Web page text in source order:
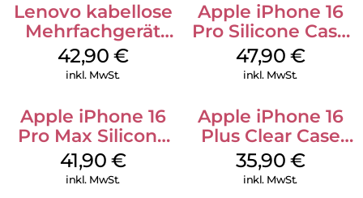
Lenovo kabellose
Mehrfachgerät
Luna Grey
42,90 €
inkl. MwSt.
Apple iPhone 16
Pro Silicone Case
MagSafe Denim
47,90 €
inkl. MwSt.
Apple iPhone 16
Pro Max Silicone
Case MagSafe
Ultramarine
41,90 €
inkl. MwSt.
Apple iPhone 16
Plus Clear Case
MagSafe
Transparent
35,90 €
inkl. MwSt.